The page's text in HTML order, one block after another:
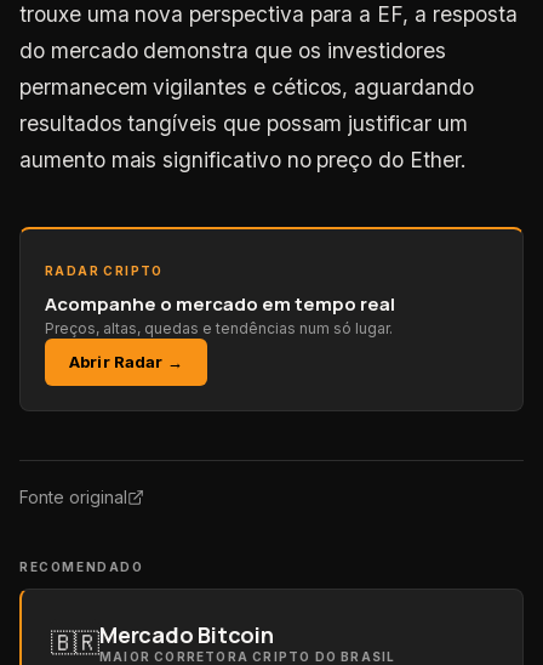
trouxe uma nova perspectiva para a EF, a resposta
do mercado demonstra que os investidores
permanecem vigilantes e céticos, aguardando
resultados tangíveis que possam justificar um
aumento mais significativo no preço do Ether.
RADAR CRIPTO
Acompanhe o mercado em tempo real
Preços, altas, quedas e tendências num só lugar.
Abrir Radar →
Fonte original
RECOMENDADO
🇧🇷Mercado Bitcoin
MAIOR CORRETORA CRIPTO DO BRASIL